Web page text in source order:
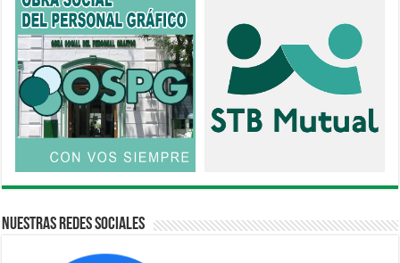
Nuestras Redes Sociales